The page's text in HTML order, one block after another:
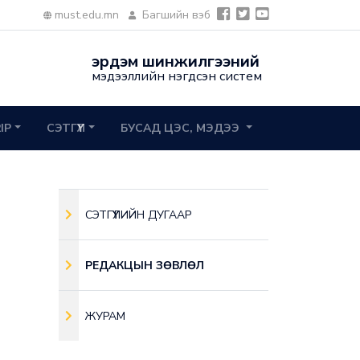
must.edu.mn Багшийн вэб
эрдэм шинжилгээний
мэдээллийн нэгдсэн систем
СЭТГҮҮЛ БУСАД ЦЭС, МЭДЭЭ
СЭТГҮҮЛИЙН ДУГААР
РЕДАКЦЫН ЗӨВЛӨЛ
ЖУРАМ